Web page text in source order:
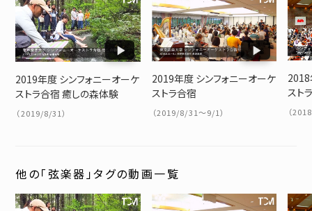
2019年度 シンフォニーオーケ
ストラ合宿 癒しの森体験
（2019/8/31）
2019年度 シンフォニーオーケ
ストラ合宿
（2019/8/31～9/1）
2018
スト
（
他の「弦楽器」タグの動画一覧